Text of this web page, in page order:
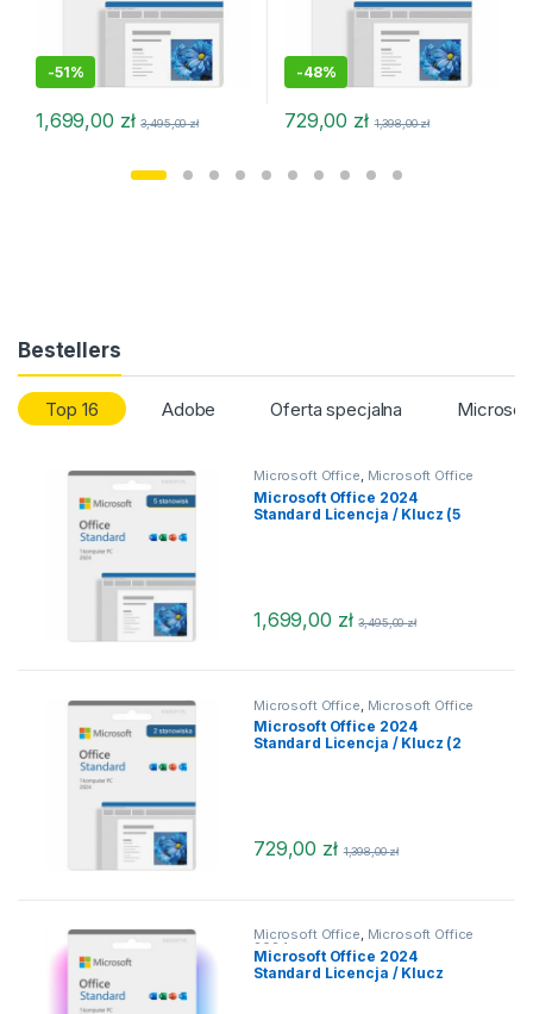
-51%
1,699,00 zł 3,495,00zł
-48%
729,00 zł 1,398,00zł
Bestellers
Top 16 Adobe Oferta specjalna
Microsoft Office, Microsoft Office
2024 Microsoft Office 2024
MacOS,Office dla MacOS
Microsoft Office 2024
Standard Licencja / Klucz (5
1,699,00 zł 3,495,00zł
Microsoft Office Microsoft Office
2024 Microsoft Office 2024
MacOS,Microsoft Office 2024
macOS,Office dla MacOS
Microsoft Office 2024
Standard Licencja / Klucz (2
729,00 zł 1,398,00zł
Microsoft Office, Microsoft Office
2024
Microsoft Office 2024
Standard Licencja / Klucz